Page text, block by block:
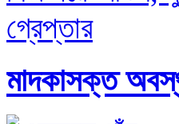
মাদকাসক্ত